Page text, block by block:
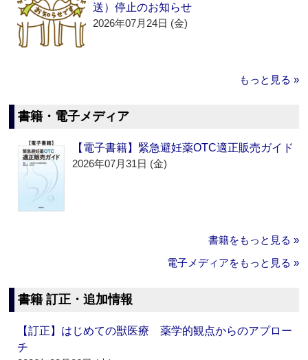
送）停止のお知らせ
2026年07月24日 (金)
もっと見る »
書籍・電子メディア
【電子書籍】緊急避妊薬OTC適正販売ガイド
2026年07月31日 (金)
書籍をもっと見る »
電子メディアをもっと見る »
書籍 訂正・追加情報
【訂正】はじめての獣医療 薬学的観点からのアプロー
チ